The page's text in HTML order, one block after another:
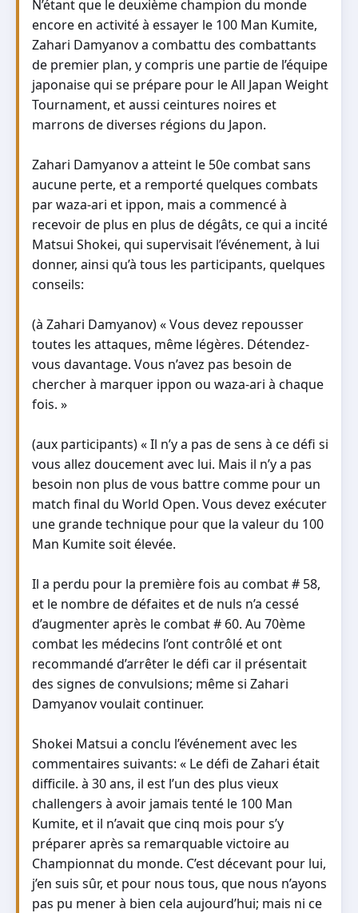
N’étant que le deuxième champion du monde
encore en activité à essayer le 100 Man Kumite,
Zahari Damyanov a combattu des combattants
de premier plan, y compris une partie de l’équipe
japonaise qui se prépare pour le All Japan Weight
Tournament, et aussi ceintures noires et
marrons de diverses régions du Japon.
Zahari Damyanov a atteint le 50e combat sans
aucune perte, et a remporté quelques combats
par waza-ari et ippon, mais a commencé à
recevoir de plus en plus de dégâts, ce qui a incité
Matsui Shokei, qui supervisait l’événement, à lui
donner, ainsi qu’à tous les participants, quelques
conseils:
(à Zahari Damyanov) « Vous devez repousser
toutes les attaques, même légères. Détendez-
vous davantage. Vous n’avez pas besoin de
chercher à marquer ippon ou waza-ari à chaque
fois. »
(aux participants) « Il n’y a pas de sens à ce défi si
vous allez doucement avec lui. Mais il n’y a pas
besoin non plus de vous battre comme pour un
match final du World Open. Vous devez exécuter
une grande technique pour que la valeur du 100
Man Kumite soit élevée.
Il a perdu pour la première fois au combat # 58,
et le nombre de défaites et de nuls n’a cessé
d’augmenter après le combat # 60. Au 70ème
combat les médecins l’ont contrôlé et ont
recommandé d’arrêter le défi car il présentait
des signes de convulsions; même si Zahari
Damyanov voulait continuer.
Shokei Matsui a conclu l’événement avec les
commentaires suivants: « Le défi de Zahari était
difficile. à 30 ans, il est l’un des plus vieux
challengers à avoir jamais tenté le 100 Man
Kumite, et il n’avait que cinq mois pour s’y
préparer après sa remarquable victoire au
Championnat du monde. C’est décevant pour lui,
j’en suis sûr, et pour nous tous, que nous n’ayons
pas pu mener à bien cela aujourd’hui; mais ni ce